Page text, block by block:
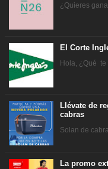
¿Quieres
El Corte
Hola, ¿Qué te
Llévate de
cabras
Solan de
La promo